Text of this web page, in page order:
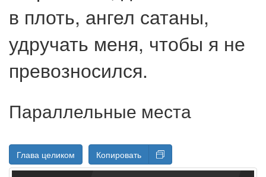
в плоть, ангел сатаны,
удручать меня, чтобы я не
превозносился.
Параллельные места
Глава целиком Копировать